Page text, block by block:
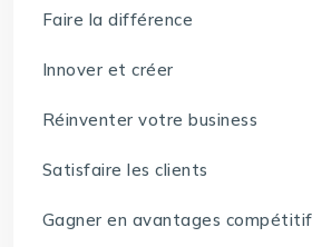
Faire la différence
Innover et créer
Réinventer votre business
Satisfaire les clients
Gagner en avantages